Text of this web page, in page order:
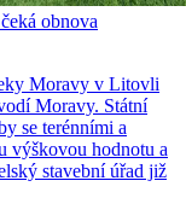
obnova
Moravy v Litovli
Moravy. Státní
se terénními a
výškovou hodnotu a
stavební úřad již